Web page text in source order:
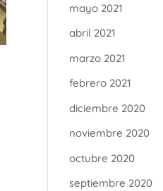
mayo 2021
abril 2021
marzo 2021
febrero 2021
diciembre 2020
noviembre 2020
octubre 2020
septiembre 2020